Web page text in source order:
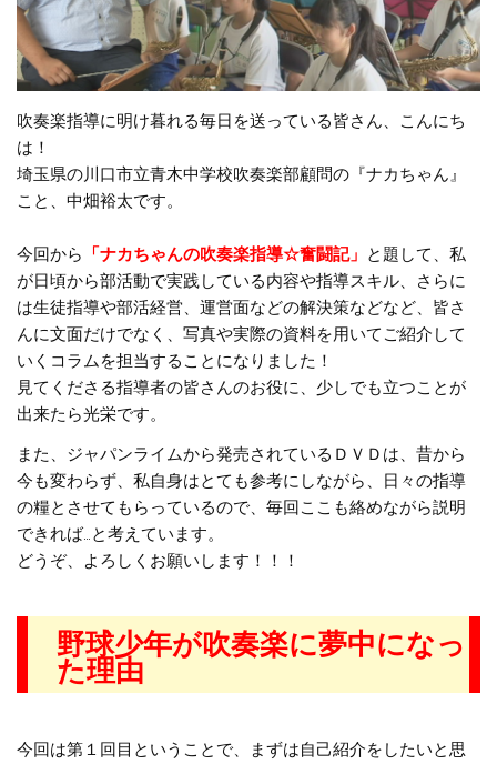
吹奏楽指導に明け暮れる毎日を送っている皆さん、こんにち
は！
埼玉県の川口市立青木中学校吹奏楽部顧問の『ナカちゃん』
こと、中畑裕太です。
今回から 「ナカちゃんの吹奏楽指導☆奮闘記」 と題して、私
が日頃から部活動で実践している内容や指導スキル、さらに
は生徒指導や部活経営、運営面などの解決策などなど、皆さ
んに文面だけでなく、写真や実際の資料を用いてご紹介して
いくコラムを担当することになりました！
見てくださる指導者の皆さんのお役に、少しでも立つことが
出来たら光栄です。
また、ジャパンライムから発売されているＤＶＤは、昔から
今も変わらず、私自身はとても参考にしながら、日々の指導
の糧とさせてもらっているので、毎回ここも絡めながら説明
できれば…と考えています。
どうぞ、よろしくお願いします！！！
野球少年が吹奏楽に夢中になっ
た理由
今回は第１回目ということで、まずは自己紹介をしたいと思